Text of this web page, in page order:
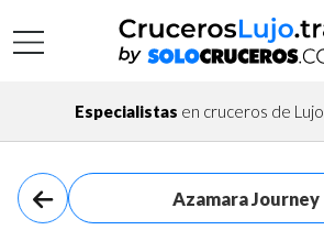
Especialistas en cruceros de Lujo
Azamara Journey